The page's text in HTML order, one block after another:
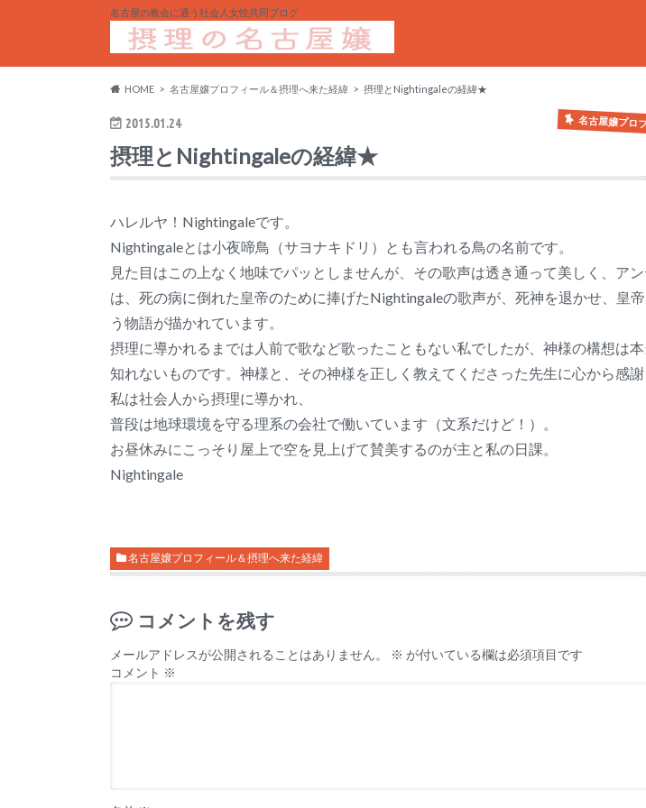
名古屋の教会に通う社会人女性共同ブログ
HOME 名古屋嬢プロフィール＆摂理へ来た経緯 摂理とNightingaleの経緯★
2015.01.24 名古屋嬢プロ
摂理とNightingaleの経緯★
ハレルヤ！Nightingaleです。
Nightingaleとは小夜啼鳥（サヨナキドリ）とも言われる鳥の名前です。
見た目はこの上なく地味でパッとしませんが、その歌声は透き通って美しく、ア
は、死の病に倒れた皇帝のために捧げたNightingaleの歌声が、死神を退かせ、皇
う物語が描かれています。
摂理に導かれるまでは人前で歌など歌ったこともない私でしたが、神様の構想は
知れないものです。神様と、その神様を正しく教えてくださった先生に心から感謝
私は社会人から摂理に導かれ、
普段は地球環境を守る理系の会社で働いています（文系だけど！）。
お昼休みにこっそり屋上で空を見上げて賛美するのが主と私の日課。
Nightingale
名古屋嬢プロフィール＆摂理へ来た経緯
コメントを残す
メールアドレスが公開されることはありません。 ※ が付いている欄は必須項目です
コメント ※